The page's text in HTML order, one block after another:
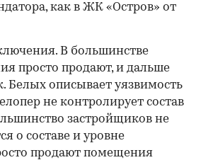
как в ЖК «Остров» от
В большинстве
просто продают, и дальше
Белых описывает уязвимость
не контролирует состав
застройщиков не
о составе и уровне
продают помещения